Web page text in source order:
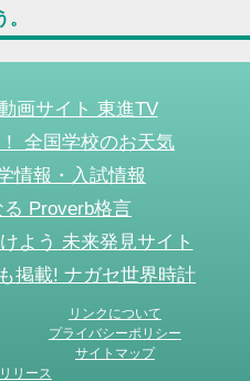
画サイト 東進TV
全国学校のお天気
情報・入試情報
Proverb格言
よう 未来発見サイト
掲載! ナガセ世界時計
リンクについて
プライバシーポリシー
サイトマップ
リース